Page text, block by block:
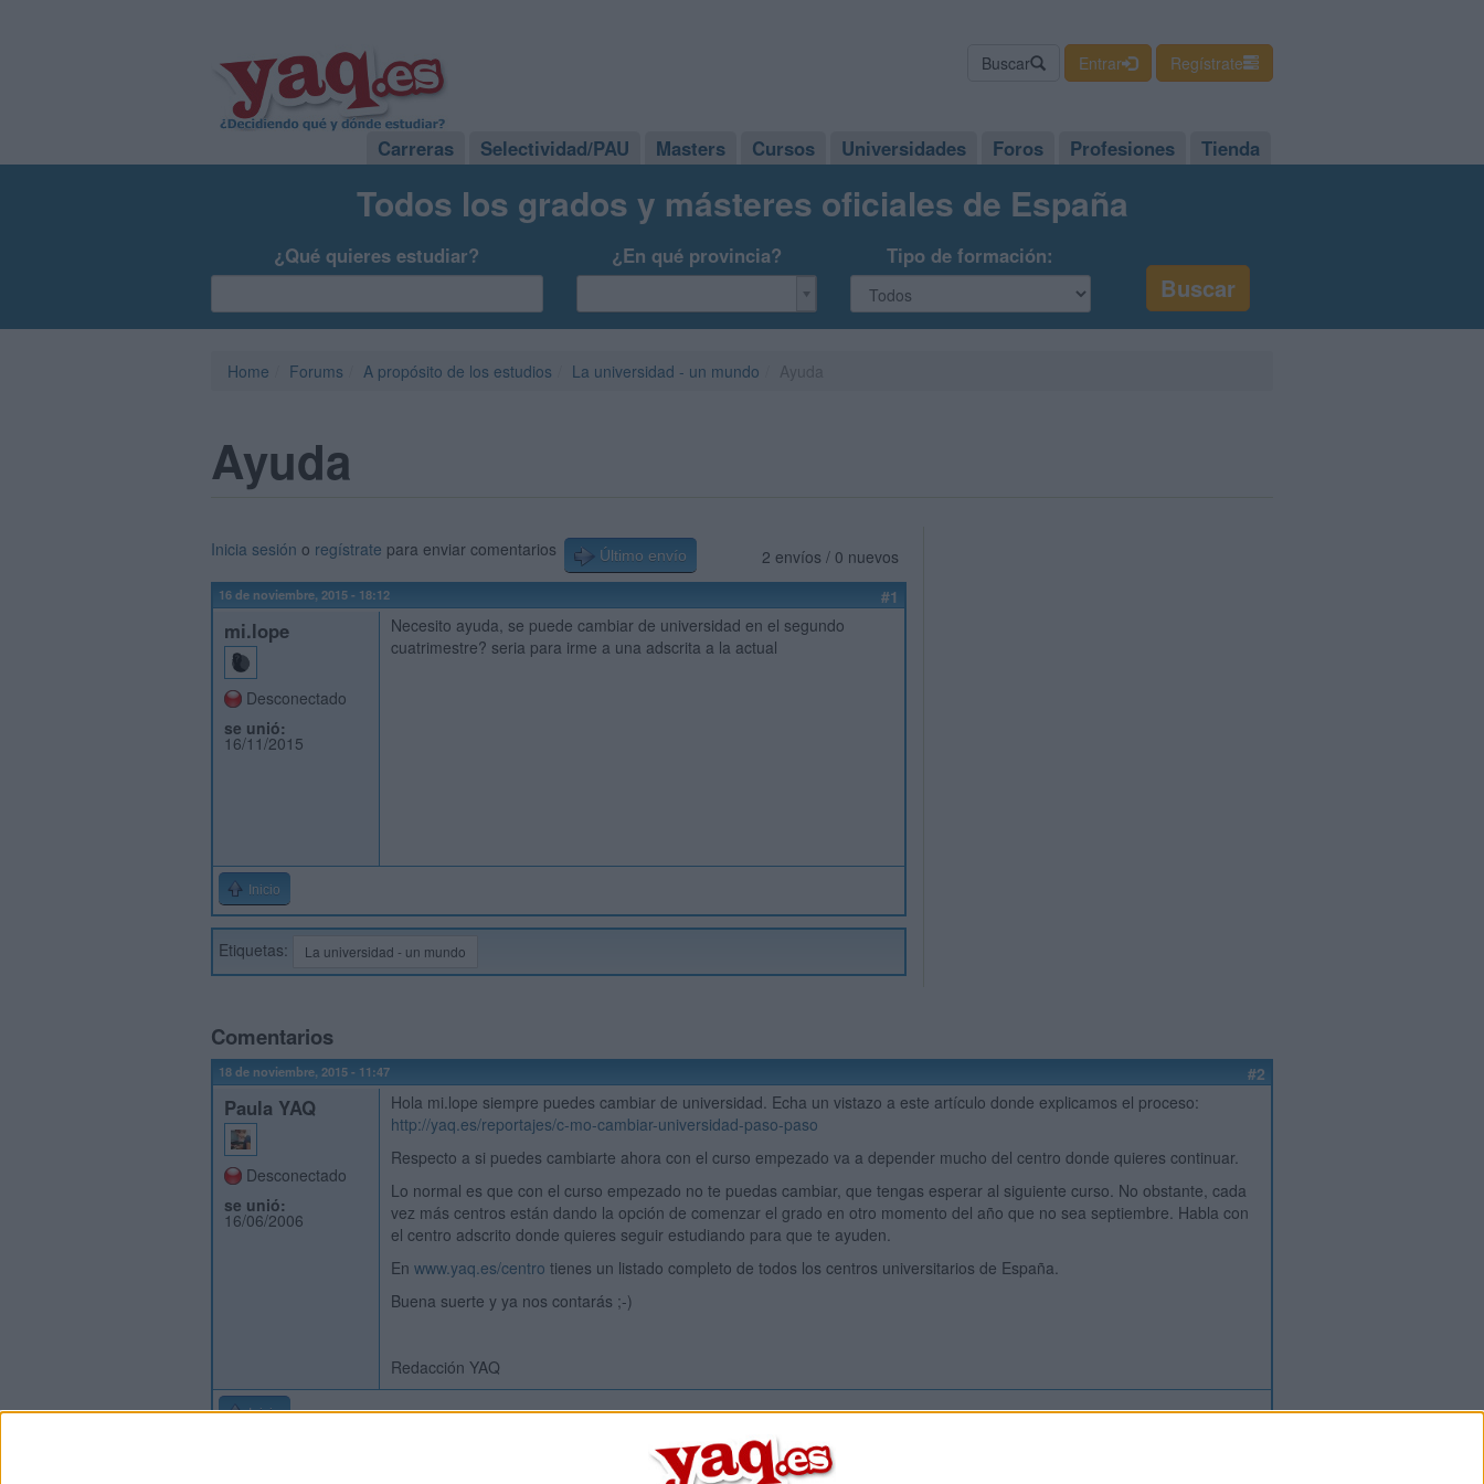
Buscar Entrar Regístrate
Carreras Selectividad/PAU Masters Cursos Universidades Foros Profesiones Tienda
Todos los grados y másteres oficiales de España
¿Qué quieres estudiar? ¿En qué provincia? Tipo de formación:
Home Forums A propósito de los estudios La universidad - un mundo
Ayuda
2 envíos / 0 nuevos
Inicia sesión o regístrate para enviar comentarios Último envío
16 de noviembre, 2015 - 18:12 #1
mi.lope
Desconectado
se unió:
16/11/2015
Necesito ayuda, se puede cambiar de universidad en el segundo
cuatrimestre? seria para irme a una adscrita a la actual
Inicio
Etiquetas: La universidad - un mundo
Comentarios
18 de noviembre, 2015 - 11:47 #2
Paula YAQ
Desconectado
se unió:
16/06/2006
Hola mi.lope siempre puedes cambiar de universidad. Echa un vistazo a este artículo donde explicamos el proceso:
http://yaq.es/reportajes/c-mo-cambiar-universidad-paso-paso
Respecto a si puedes cambiarte ahora con el curso empezado va a depender mucho del centro donde quieres continuar.
Lo normal es que con el curso empezado no te puedas cambiar, que tengas esperar al siguiente curso. No obstante, cada
vez más centros están dando la opción de comenzar el grado en otro momento del año que no sea septiembre. Habla con
el centro adscrito donde quieres seguir estudiando para que te ayuden.
En www.yaq.es/centro tienes un listado completo de todos los centros universitarios de España.
Buena suerte y ya nos contarás ;-)
Redacción YAQ
Inicio Inicia sesiónoregístratepara enviar comentarios